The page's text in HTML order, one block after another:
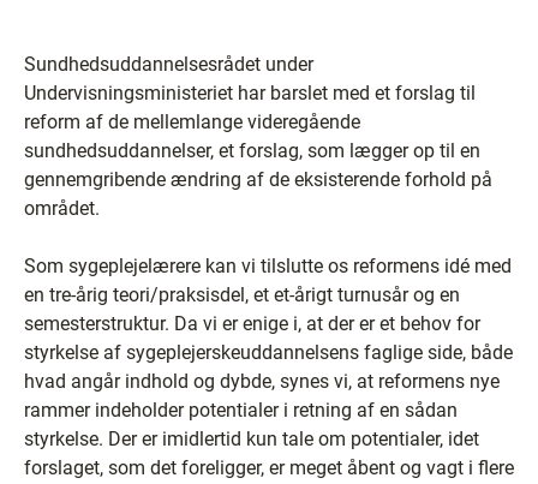
Sundhedsuddannelsesrådet under
Undervisningsministeriet har barslet med et forslag til
reform af de mellemlange videregående
sundhedsuddannelser, et forslag, som lægger op til en
gennemgribende ændring af de eksisterende forhold på
området.
Som sygeplejelærere kan vi tilslutte os reformens idé med
en tre-årig teori/praksisdel, et et-årigt turnusår og en
semesterstruktur. Da vi er enige i, at der er et behov for
styrkelse af sygeplejerskeuddannelsens faglige side, både
hvad angår indhold og dybde, synes vi, at reformens nye
rammer indeholder potentialer i retning af en sådan
styrkelse. Der er imidlertid kun tale om potentialer, idet
forslaget, som det foreligger, er meget åbent og vagt i flere